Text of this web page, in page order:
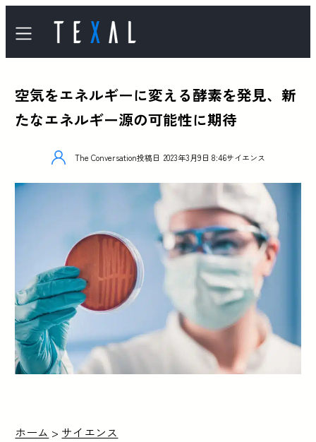
空気をエネルギーに変える酵素を発見、新
たなエネルギー源の可能性に期待
The Conversation投稿日 2023年3月9日 8:46サイエンス
ホーム > サイエンス